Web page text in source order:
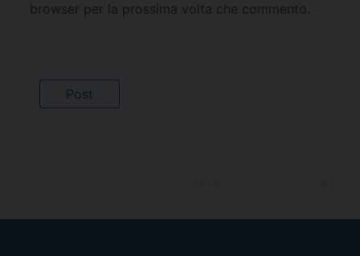
browser per la prossima volta che commento.